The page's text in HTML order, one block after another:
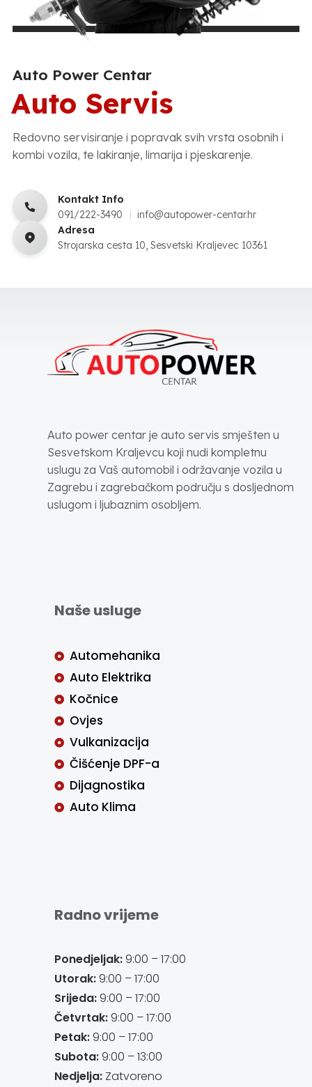
Auto Power Centar
Auto Servis
Redovno servisiranje i popravak svih vrsta osobnih i
kombi vozila, te lakiranje, limarija i pjeskarenje.
Kontakt Info
091/222-3490
info@autopower-centar.hr
Adresa
Strojarska cesta 10, Sesvetski Kraljevec 10361
Auto power centar je auto servis smješten u
Sesvetskom Kraljevcu koji nudi kompletnu
uslugu za Vaš automobil i održavanje vozila u
Zagrebu i zagrebačkom području s dosljednom
uslugom i ljubaznim osobljem.
Naše usluge
Automehanika
Auto Elektrika
Kočnice
Ovjes
Vulkanizacija
Čišćenje DPF-a
Dijagnostika
Auto Klima
Radno vrijeme
Ponedjeljak:9:00 – 17:00
Utorak:9:00 – 17:00
Srijeda:9:00 – 17:00
Četvrtak:9:00 – 17:00
Petak:9:00 – 17:00
Subota:9:00 – 13:00
Nedjelja:Zatvoreno